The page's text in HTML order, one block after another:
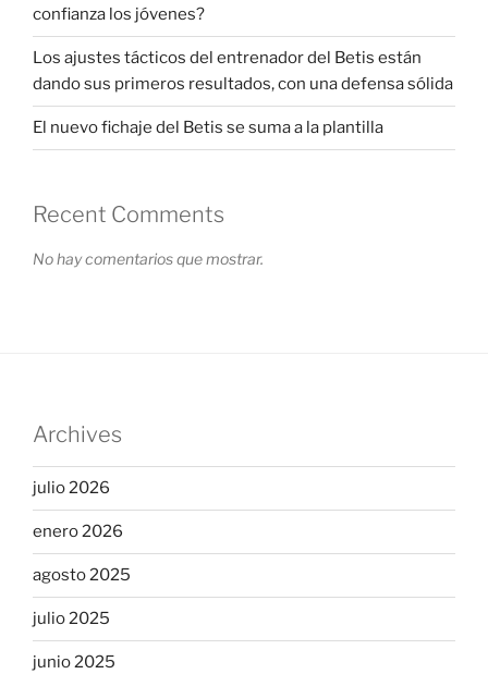
confianza los jóvenes?
Los ajustes tácticos del entrenador del Betis están
dando sus primeros resultados, con una defensa sólida
El nuevo fichaje del Betis se suma a la plantilla
Recent Comments
No hay comentarios que mostrar.
Archives
julio 2026
enero 2026
agosto 2025
julio 2025
junio 2025